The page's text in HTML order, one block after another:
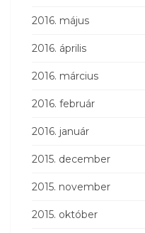
2016. május
2016. április
2016. március
2016. február
2016. január
2015. december
2015. november
2015. október